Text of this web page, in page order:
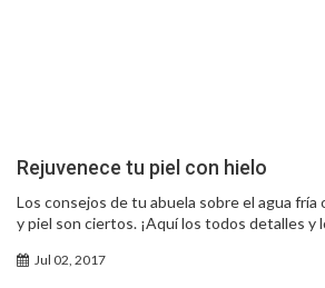
Rejuvenece tu piel con hielo
Los consejos de tu abuela sobre el agua
y piel son ciertos. ¡Aquí los todos detalles y
Jul 02, 2017